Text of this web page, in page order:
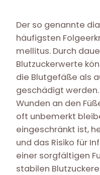
Der so genannte
häufigsten
mellitus. Durch
Blutzuckerwerte
die Blutgefäße als
geschädigt
Wunden an den
oft unbemerkt
eingeschränkt ist,
und das Risiko für
einer sorgfältigen
stabilen